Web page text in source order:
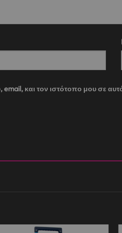
και τον ιστότοπο μου σε